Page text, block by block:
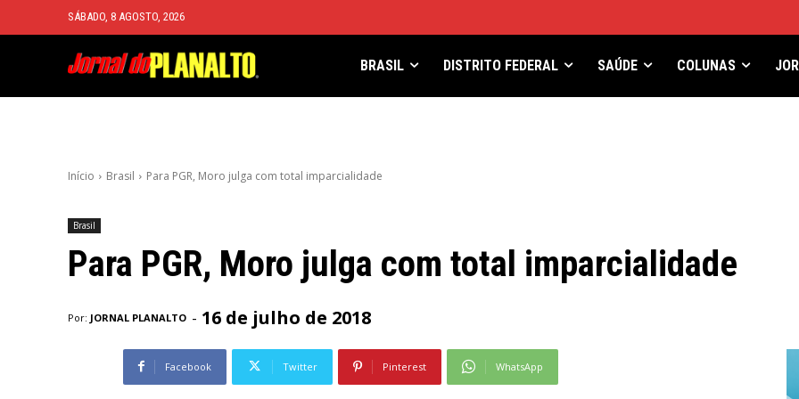
SÁBADO, 8 AGOSTO, 2026
BRASIL DISTRITO FEDERAL SAÚDE COLUNAS
Início Brasil Para PGR, Moro julga com total imparcialidade
Brasil
Para PGR, Moro julga com total imparcialidade
Por: JORNAL PLANALTO - 16 de julho de 2018
Facebook Twitter Pinterest WhatsApp